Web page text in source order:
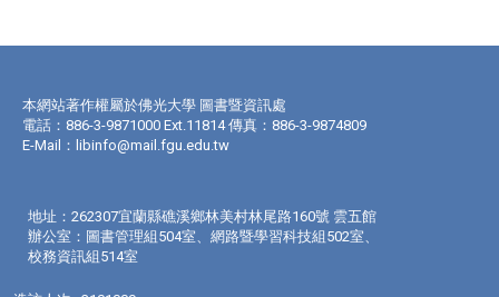
本網站著作權屬於佛光大學 圖書暨資訊處
電話：886-3-9871000 Ext.11814 傳真：886-3-9874809
E-Mail： libinfo@mail.fgu.edu.tw
地址：262307宜蘭縣礁溪鄉林美村林尾路160號 雲五館
辦公室：圖書管理組504室、網路暨學習科技組502室、
校務資訊組514室